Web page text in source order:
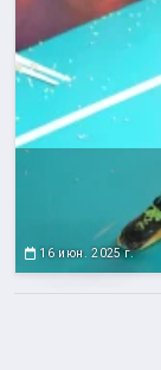
16 июн. 2025 г.